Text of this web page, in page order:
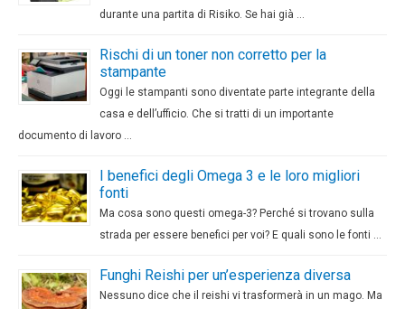
durante una partita di Risiko. Se hai già …
Rischi di un toner non corretto per la
stampante
Oggi le stampanti sono diventate parte integrante della
casa e dell’ufficio. Che si tratti di un importante
documento di lavoro …
I benefici degli Omega 3 e le loro migliori
fonti
Ma cosa sono questi omega-3? Perché si trovano sulla
strada per essere benefici per voi? E quali sono le fonti …
Funghi Reishi per un’esperienza diversa
Nessuno dice che il reishi vi trasformerà in un mago. Ma